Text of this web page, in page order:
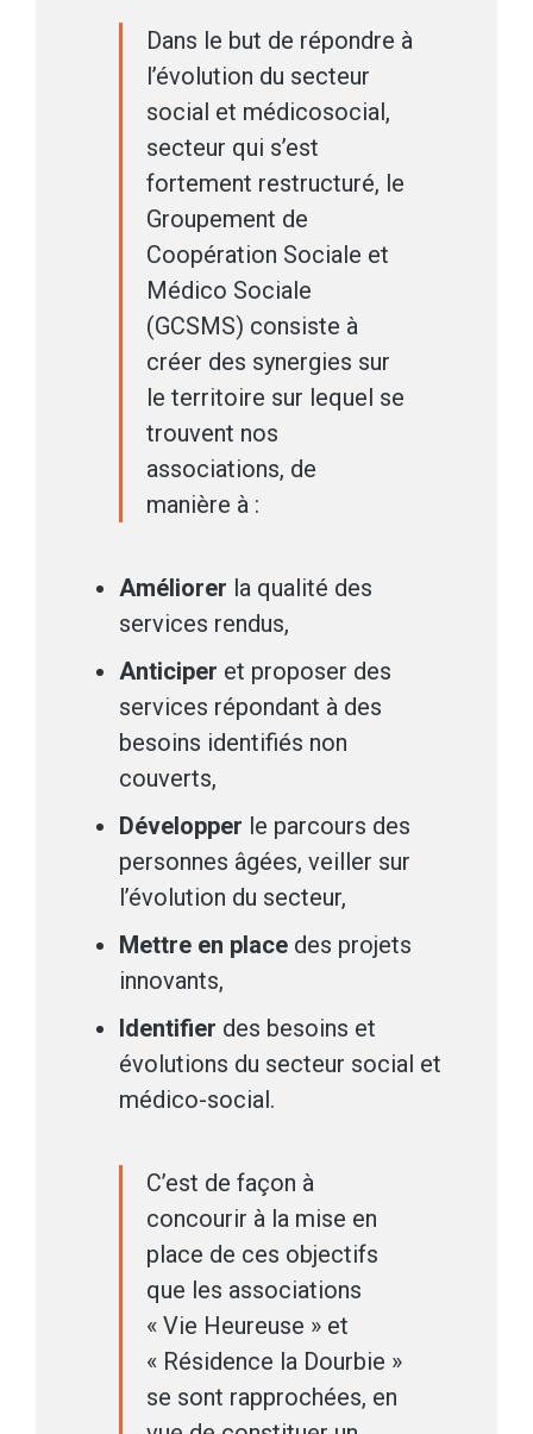
Dans le but de répondre à
l’évolution du secteur
social et médicosocial,
secteur qui s’est
fortement restructuré, le
Groupement de
Coopération Sociale et
Médico Sociale
(GCSMS) consiste à
créer des synergies sur
le territoire sur lequel se
trouvent nos
associations, de
manière à :
Améliorer la qualité des
services rendus,
Anticiper et proposer des
services répondant à des
besoins identifiés non
couverts,
Développer le parcours des
personnes âgées, veiller sur
l’évolution du secteur,
Mettre en place des projets
innovants,
Identifier des besoins et
évolutions du secteur social et
médico-social.
C’est de façon à
concourir à la mise en
place de ces objectifs
que les associations
« Vie Heureuse » et
« Résidence la Dourbie »
se sont rapprochées, en